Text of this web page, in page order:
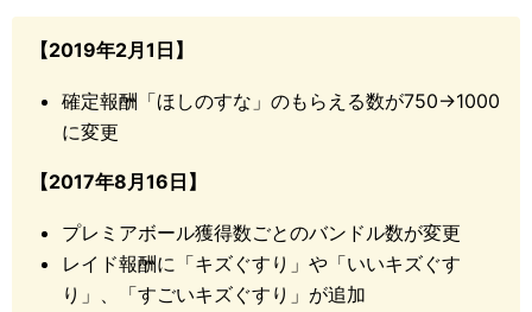
【2019年2月1日】
確定報酬「ほしのすな」のもらえる数が750→1000
に変更
【2017年8月16日】
プレミアボール獲得数ごとのバンドル数が変更
レイド報酬に「キズぐすり」や「いいキズぐす
り」、「すごいキズぐすり」が追加